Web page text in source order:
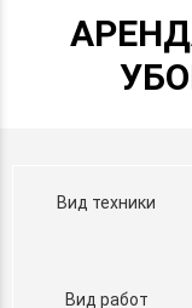
Вид техники
Вид работ